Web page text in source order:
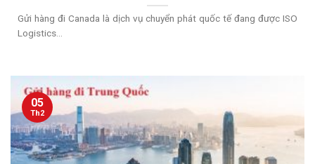
Gửi hàng đi Canada là dịch vụ chuyển phát quốc tế đang được ISO
Logistics...
05
Th2